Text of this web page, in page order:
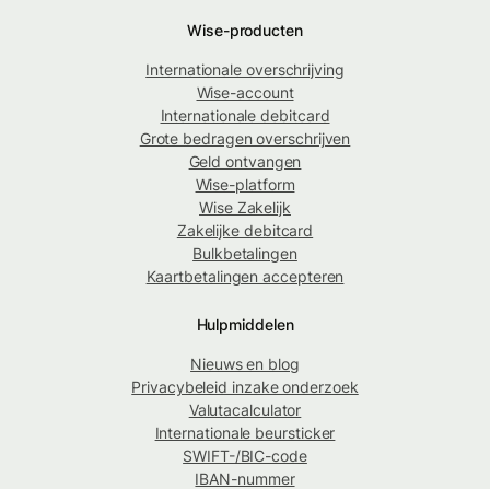
Wise-producten
Internationale overschrijving
Wise-account
Internationale debitcard
Grote bedragen overschrijven
Geld ontvangen
Wise-platform
Wise Zakelijk
Zakelijke debitcard
Bulkbetalingen
Kaartbetalingen accepteren
Hulpmiddelen
Nieuws en blog
Privacybeleid inzake onderzoek
Valutacalculator
Internationale beursticker
SWIFT-/BIC-code
IBAN-nummer